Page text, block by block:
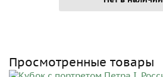
Просмотренные товары